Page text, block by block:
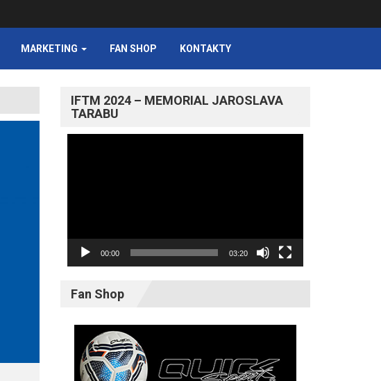
MARKETING FAN SHOP KONTAKTY
IFTM 2024 – MEMORIAL JAROSLAVA
TARABU
00:00 03:20
Fan Shop